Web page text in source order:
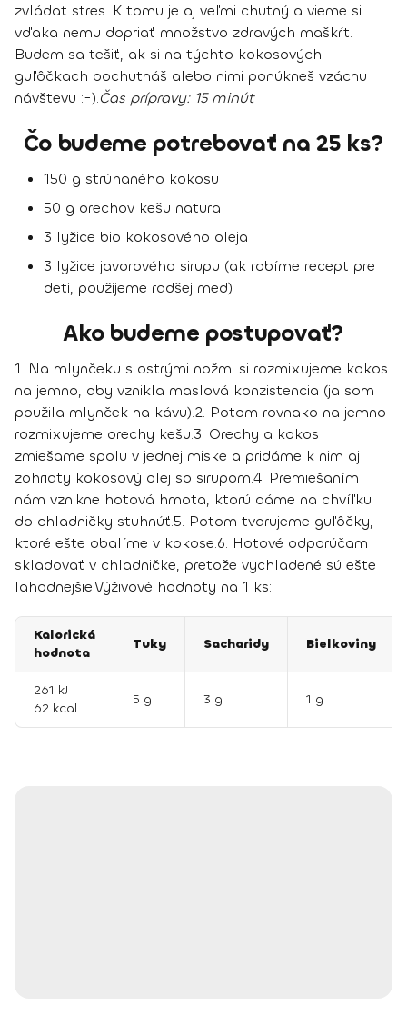
zvládať stres. K tomu je aj veľmi chutný a vieme si
vďaka nemu dopriať množstvo zdravých maškŕt.
Budem sa tešiť, ak si na týchto kokosových
guľôčkach pochutnáš alebo nimi ponúkneš vzácnu
návštevu :-).Čas prípravy:15 minút
Čo budeme potrebovať na 25 ks?
150 g strúhaného kokosu
50 g orechov kešu natural
3 lyžice bio kokosového oleja
3 lyžice javorového sirupu (ak robíme recept pre
deti, použijeme radšej med)
Ako budeme postupovať?
1. Na mlynčeku s ostrými nožmi si rozmixujeme kokos
na jemno, aby vznikla maslová konzistencia (ja som
použila mlynček na kávu).2. Potom rovnako na jemno
rozmixujeme orechy kešu.3. Orechy a kokos
zmiešame spolu v jednej miske a pridáme k nim aj
zohriaty kokosový olej so sirupom.4. Premiešaním
nám vznikne hotová hmota, ktorú dáme na chvíľku
do chladničky stuhnúť.5. Potom tvarujeme guľôčky,
ktoré ešte obalíme v kokose.6. Hotové odporúčam
skladovať v chladničke, pretože vychladené sú ešte
lahodnejšie.Výživové hodnoty na 1 ks:
Kalorická
hodnota
Tuky Sacharidy Bielkoviny
261 kJ
62 kcal
5 g 3 g 1 g